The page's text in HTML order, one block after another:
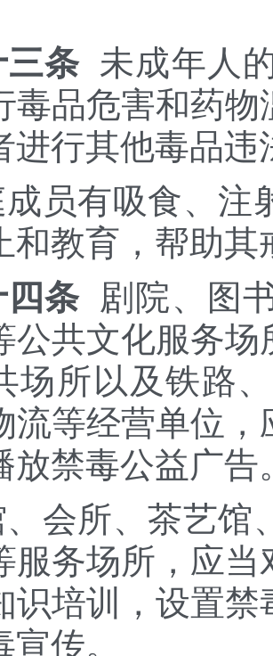
三条 未成年人
毒品危害和药
进行其他毒品违
成员有吸食、注
和教育，帮助其
四条 剧院、图
公共文化服务
场所以及铁路
流等经营单位
放禁毒公益广告
会所、茶艺馆
服务场所，应
识培训，设置
传。